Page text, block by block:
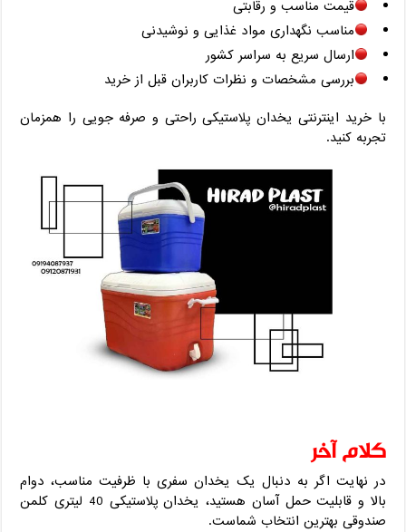
قیمت مناسب و رقابتی
مناسب نگهداری مواد غذایی و نوشیدنی
ارسال سریع به سراسر کشور
بررسی مشخصات و نظرات کاربران قبل از خرید
با خرید اینترنتی یخدان پلاستیکی راحتی و صرفه ‌جویی را همزمان
تجربه کنید.
کلام آخر
در نهایت اگر به دنبال یک یخدان سفری با ظرفیت مناسب، دوام
بالا و قابلیت حمل آسان هستید، یخدان پلاستیکی 40 لیتری کلمن
صندوقی بهترین انتخاب شماست.